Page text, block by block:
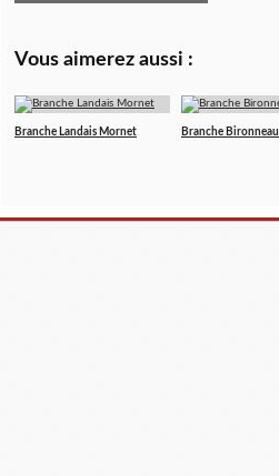
Vous aimerez aussi :
Branche Landais Mornet Branche Bironneau